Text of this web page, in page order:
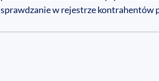
sprawdzanie w rejestrze kontrahentów